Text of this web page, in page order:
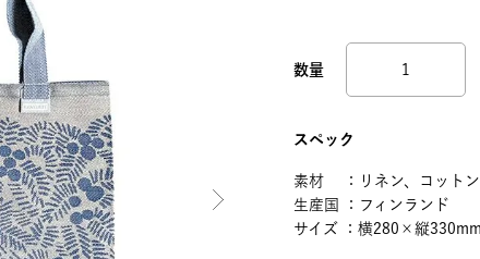
スペック
素材 ：リネン、コットン
生産国 ：フィンランド
サイズ ：横280×縦330mm